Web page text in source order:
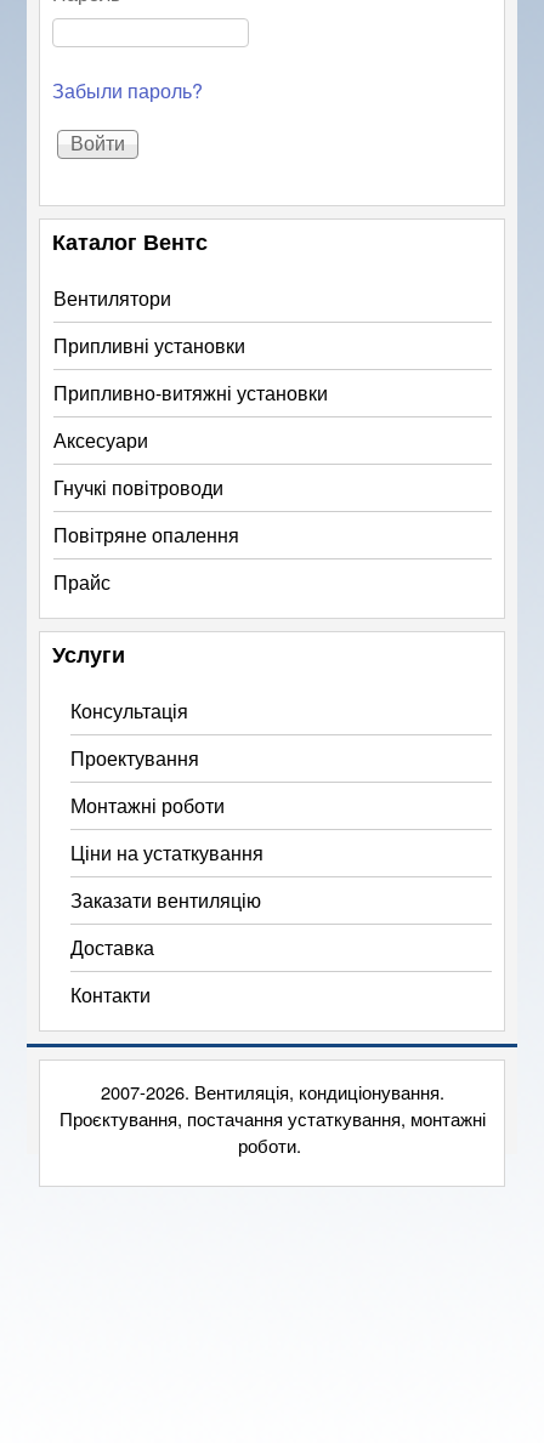
Забыли пароль?
Каталог Вентс
Вентилятори
Припливні установки
Припливно-витяжні установки
Аксесуари
Гнучкі повітроводи
Повітряне опалення
Прайс
Услуги
Консультація
Проектування
Монтажні роботи
Ціни на устаткування
Заказати вентиляцію
Доставка
Контакти
2007-2026. Вентиляція, кондиціонування.
Проєктування, постачання устаткування, монтажні
роботи.